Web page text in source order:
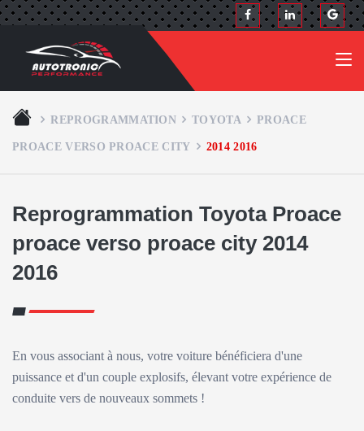
REPROGRAMMATION TOYOTA PROACE
PROACE VERSO PROACE CITY 2014 2016
Reprogrammation Toyota Proace
proace verso proace city 2014
2016
En vous associant à nous, votre voiture bénéficiera d'une
puissance et d'un couple explosifs, élevant votre expérience de
conduite vers de nouveaux sommets !